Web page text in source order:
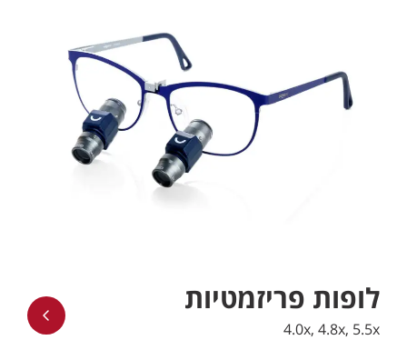
לופות פריזמטיות
4.0x, 4.8x, 5.5x